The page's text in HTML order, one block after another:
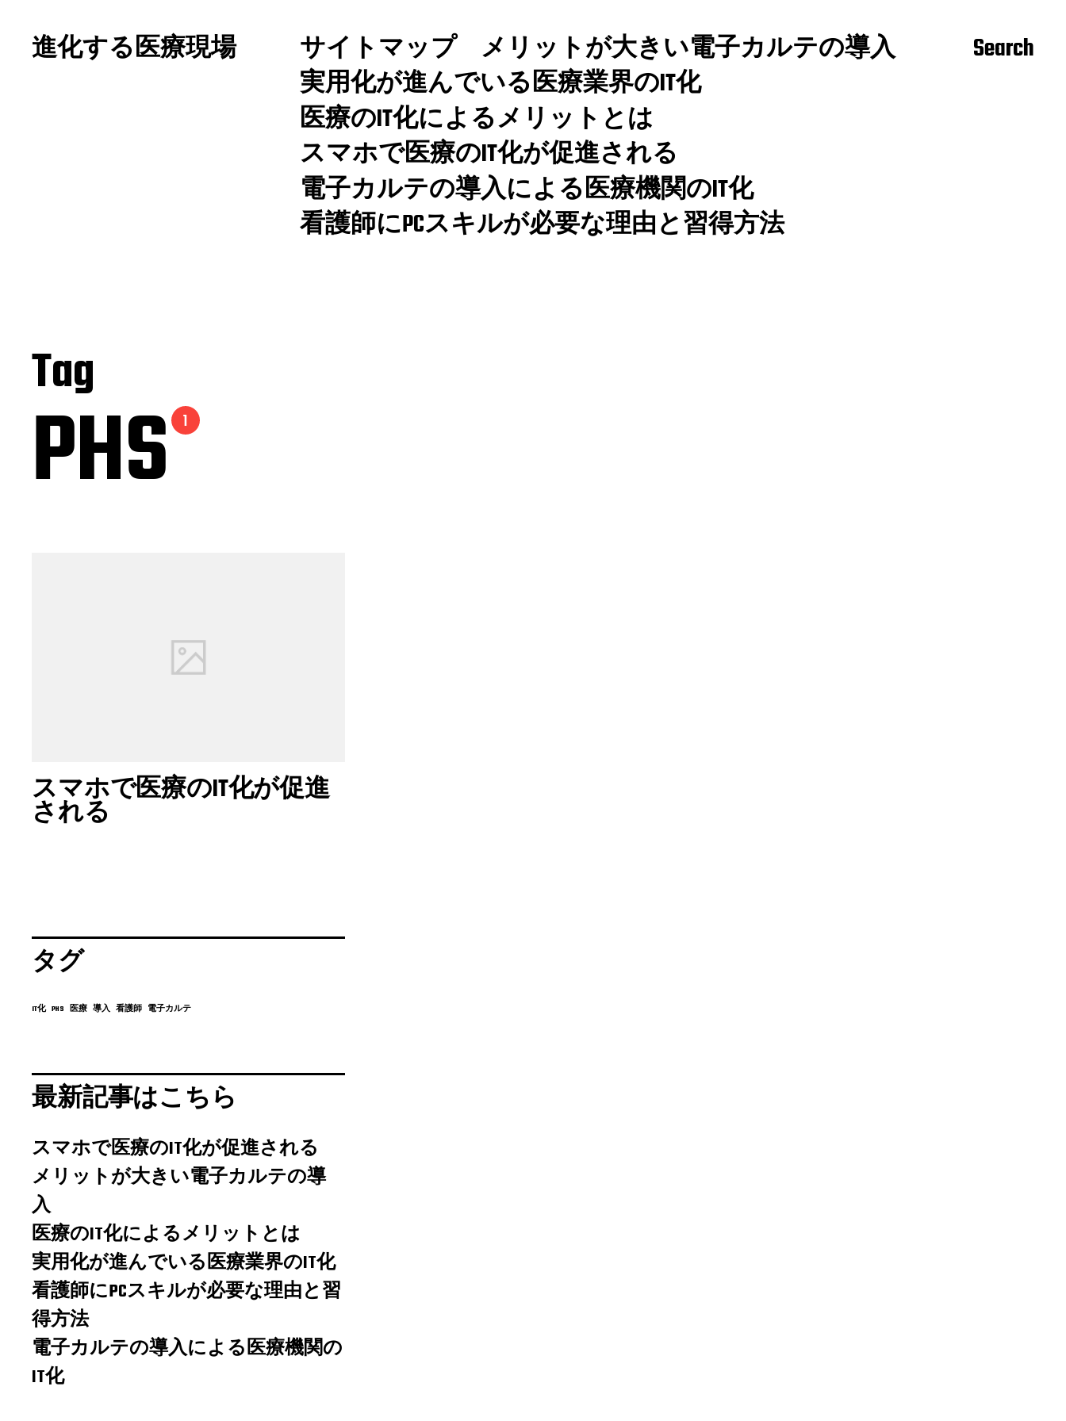
進化する医療現場 サイトマップ
メリットが大きい電子カルテの導入
実用化が進んでいる医療業界のIT化
医療のIT化によるメリットとは
スマホで医療のIT化が促進される
電子カルテの導入による医療機関のIT化
看護師にPCスキルが必要な理由と習得方法
Search
Tag
PHS1
スマホで医療のIT化が促進
される
タグ
IT化 PHS 医療 導入 看護師 電子カルテ
最新記事はこちら
スマホで医療のIT化が促進される
メリットが大きい電子カルテの導
入
医療のIT化によるメリットとは
実用化が進んでいる医療業界のIT化
看護師にPCスキルが必要な理由と習
得方法
電子カルテの導入による医療機関の
IT化